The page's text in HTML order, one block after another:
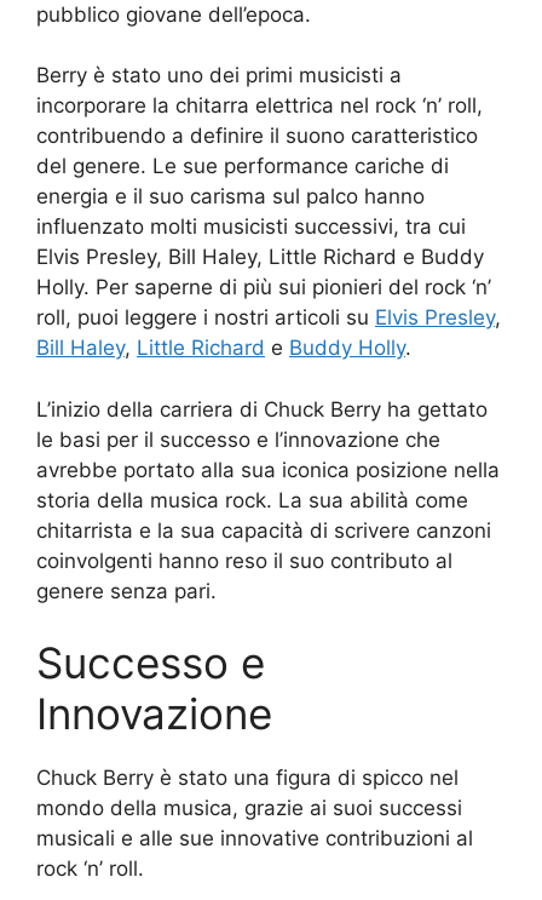
pubblico giovane dell’epoca.
Berry è stato uno dei primi musicisti a
incorporare la chitarra elettrica nel rock ‘n’ roll,
contribuendo a definire il suono caratteristico
del genere. Le sue performance cariche di
energia e il suo carisma sul palco hanno
influenzato molti musicisti successivi, tra cui
Elvis Presley, Bill Haley, Little Richard e Buddy
Holly. Per saperne di più sui pionieri del rock ‘n’
roll, puoi leggere i nostri articoli su Elvis Presley,
Bill Haley, Little Richard e Buddy Holly.
L’inizio della carriera di Chuck Berry ha gettato
le basi per il successo e l’innovazione che
avrebbe portato alla sua iconica posizione nella
storia della musica rock. La sua abilità come
chitarrista e la sua capacità di scrivere canzoni
coinvolgenti hanno reso il suo contributo al
genere senza pari.
Successo e
Innovazione
Chuck Berry è stato una figura di spicco nel
mondo della musica, grazie ai suoi successi
musicali e alle sue innovative contribuzioni al
rock ‘n’ roll.